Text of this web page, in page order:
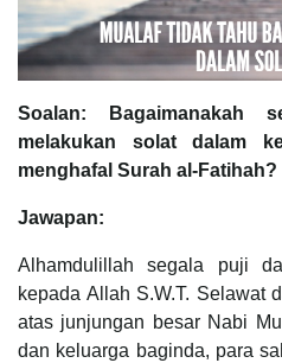
Soalan: Bagaimanakah
melakukan solat dalam
menghafal Surah al-Fatihah?
Jawapan:
Alhamdulillah segala puji
kepada Allah S.W.T. Selawat
atas junjungan besar Nabi
dan keluarga baginda, para